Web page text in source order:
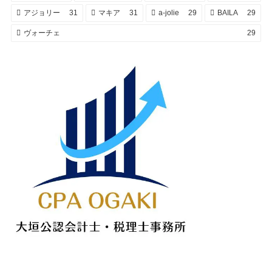
アジョリー 31 マキア 31 a-jolie 29 BAILA 29
ヴォーチェ 29